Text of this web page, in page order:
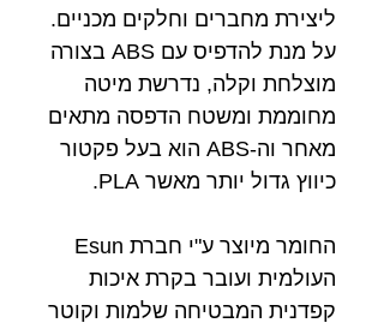
ליצירת מחברים וחלקים מכניים.
על מנת להדפיס עם ABS בצורה
מוצלחת וקלה, נדרשת מיטה
מחוממת ומשטח הדפסה מתאים
מאחר וה-ABS הוא בעל פקטור
כיווץ גדול יותר מאשר PLA.
החומר מיוצר ע"י חברת Esun
העולמית ועובר בקרת איכות
קפדנית המבטיחה שלמות וקוטר